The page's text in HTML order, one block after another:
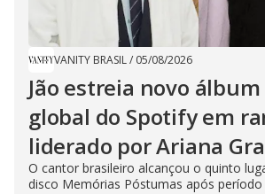
VANITY BRASIL/ 05/08/2026
Jão estreia novo
global do Spotify em
liderado por Ariana
O cantor brasileiro alcançou o quinto
disco Memórias Póstumas após período